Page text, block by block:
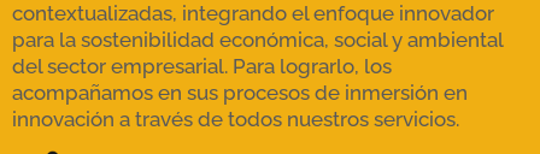
contextualizadas, integrando el enfoque innovador
para la sostenibilidad económica, social y ambiental
del sector empresarial. Para lograrlo, los
acompañamos en sus procesos de inmersión en
innovación a través de todos nuestros servicios.